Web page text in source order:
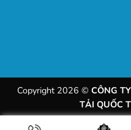
Copyright 2026 © CÔNG
TẢI QUỐC